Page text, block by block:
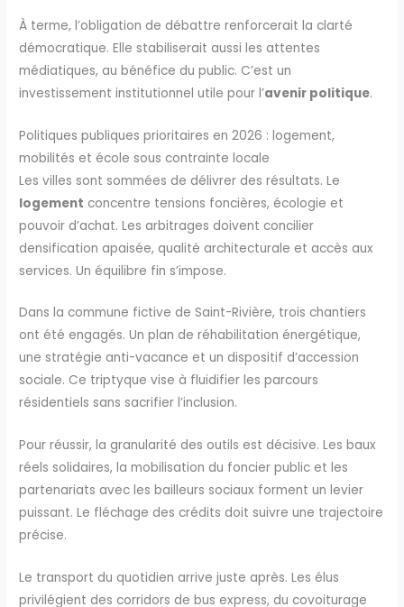
À terme, l’obligation de débattre renforcerait la clarté
démocratique. Elle stabiliserait aussi les attentes
médiatiques, au bénéfice du public. C’est un
investissement institutionnel utile pour l’avenir politique.
Politiques publiques prioritaires en 2026 : logement,
mobilités et école sous contrainte locale
Les villes sont sommées de délivrer des résultats. Le
logement concentre tensions foncières, écologie et
pouvoir d’achat. Les arbitrages doivent concilier
densification apaisée, qualité architecturale et accès aux
services. Un équilibre fin s’impose.
Dans la commune fictive de Saint-Rivière, trois chantiers
ont été engagés. Un plan de réhabilitation énergétique,
une stratégie anti-vacance et un dispositif d’accession
sociale. Ce triptyque vise à fluidifier les parcours
résidentiels sans sacrifier l’inclusion.
Pour réussir, la granularité des outils est décisive. Les baux
réels solidaires, la mobilisation du foncier public et les
partenariats avec les bailleurs sociaux forment un levier
puissant. Le fléchage des crédits doit suivre une trajectoire
précise.
Le transport du quotidien arrive juste après. Les élus
privilégient des corridors de bus express, du covoiturage